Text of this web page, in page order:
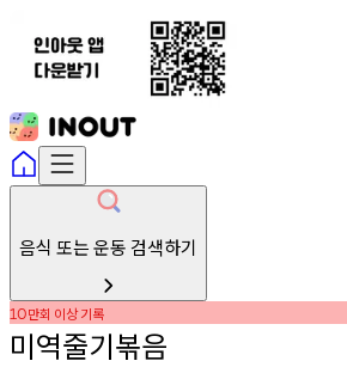
음식 또는 운동 검색하기
10만회 이상기록
미역줄기볶음